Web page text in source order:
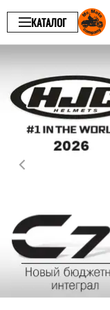
КАТАЛОГ